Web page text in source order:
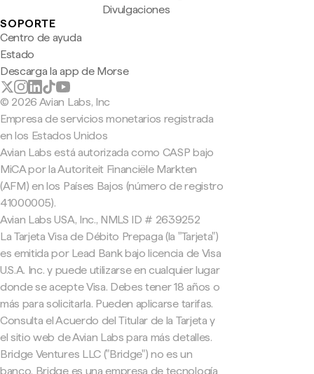
Divulgaciones
SOPORTE
Centro de ayuda
Estado
Descarga la app de Morse
© 2026 Avian Labs, Inc
Empresa de servicios monetarios registrada
en los Estados Unidos
Avian Labs está autorizada como CASP bajo
MiCA por la Autoriteit Financiële Markten
(AFM) en los Países Bajos (número de registro
41000005).
Avian Labs USA, Inc., NMLS ID # 2639252
La Tarjeta Visa de Débito Prepaga (la "Tarjeta")
es emitida por Lead Bank bajo licencia de Visa
U.S.A. Inc. y puede utilizarse en cualquier lugar
donde se acepte Visa. Debes tener 18 años o
más para solicitarla. Pueden aplicarse tarifas.
Consulta el Acuerdo del Titular de la Tarjeta y
el sitio web de Avian Labs para más detalles.
Bridge Ventures LLC ("Bridge") no es un
banco. Bridge es una empresa de tecnología